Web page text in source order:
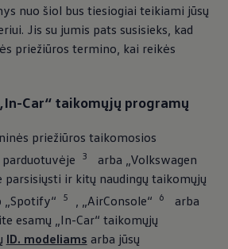
naudojantis
Volkswagen“ paslaugomis ir
su Jūsų„Volkswagen“: su
kartą aktyvavę, galėsite
internetu.
nemokamomis
sudaryti atskirą „VW
su„Volkswagen AG“.
nuo šiol bus tiesiogiai teikiami jūsų
Jis su jumis pats susisieks, kad
priežiūros termino, kai reikės
Car“ taikomųjų programų
priežiūros taikomosios
3 arba „Volkswagen
parsisiųsti ir kitų naudingų taikomųjų
„Spotify“
5 , „AirConsole“ 6
arba
esamų „In-Car“ taikomųjų
ID. modeliams arba jūsų